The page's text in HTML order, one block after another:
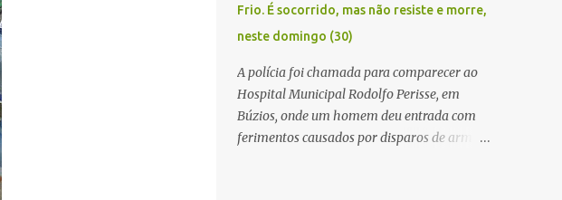
Claudio Bastos, conhecido no meio político.
Frio. É socorrido, mas não resiste e morre,
neste domingo (30)
A polícia foi chamada para comparecer ao
Hospital Municipal Rodolfo Perisse, em
Búzios, onde um homem deu entrada com
ferimentos causados por disparos de arma